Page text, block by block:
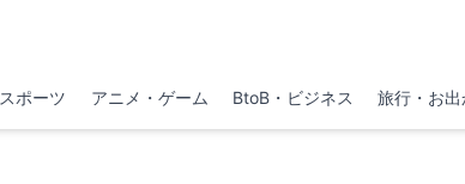
スポーツ アニメ・ゲーム BtoB・ビジネス 旅行・お出